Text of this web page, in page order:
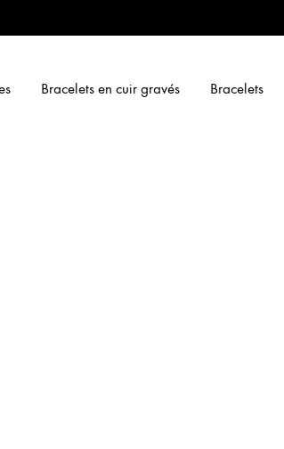
Bracelets en cuir gravés Bracelets